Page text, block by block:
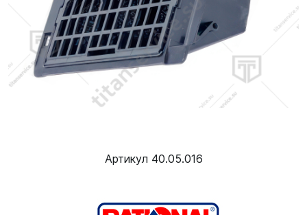
Артикул 40.05.016